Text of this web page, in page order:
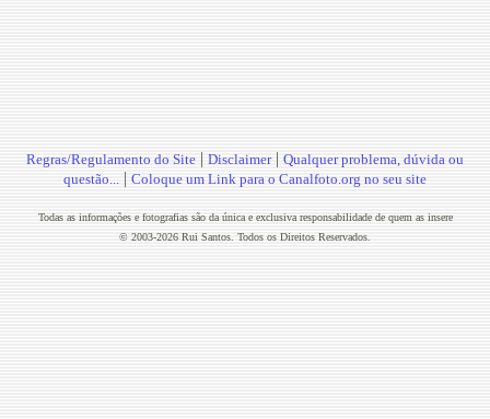
Regras/Regulamento do Site | Disclaimer| Qualquer problema, dúvida ou
questão... | Coloque um Link para o Canalfoto.org no seu site
Todas as informações e fotografias são da única e exclusiva responsabilidade de quem as insere
© 2003-2026 Rui Santos. Todos os Direitos Reservados.